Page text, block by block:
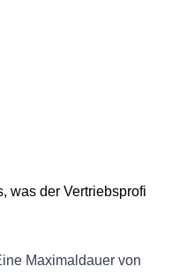
was der Vertriebsprofi
Maximaldauer von